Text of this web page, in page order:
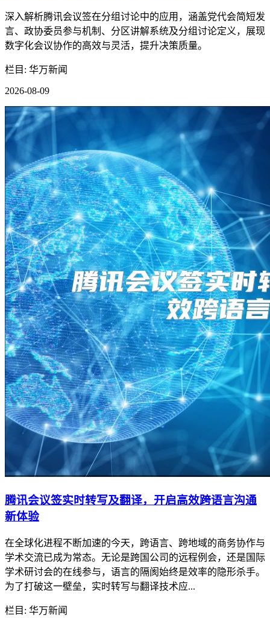
深入解析腾讯会议签在分组讨论中的应用，涵盖党代会简短发
言、政协委员参与机制、分区讲解系统及分组讨论定义，展现
数字化会议协作的高效与灵活，提升决策质量。
栏目: 华万新闻
2026-08-09
腾讯会议签实时转写及翻译，开启高效跨语言沟通
新体验
在全球化进程不断加速的今天，跨语言、跨地域的商务协作与
学术交流已成为常态。无论是跨国公司的远程例会，还是国际
学术研讨会的在线参与，语言的隔阂始终是效率的隐形杀手。
为了打破这一壁垒，实时转写与翻译技术应...
栏目: 华万新闻